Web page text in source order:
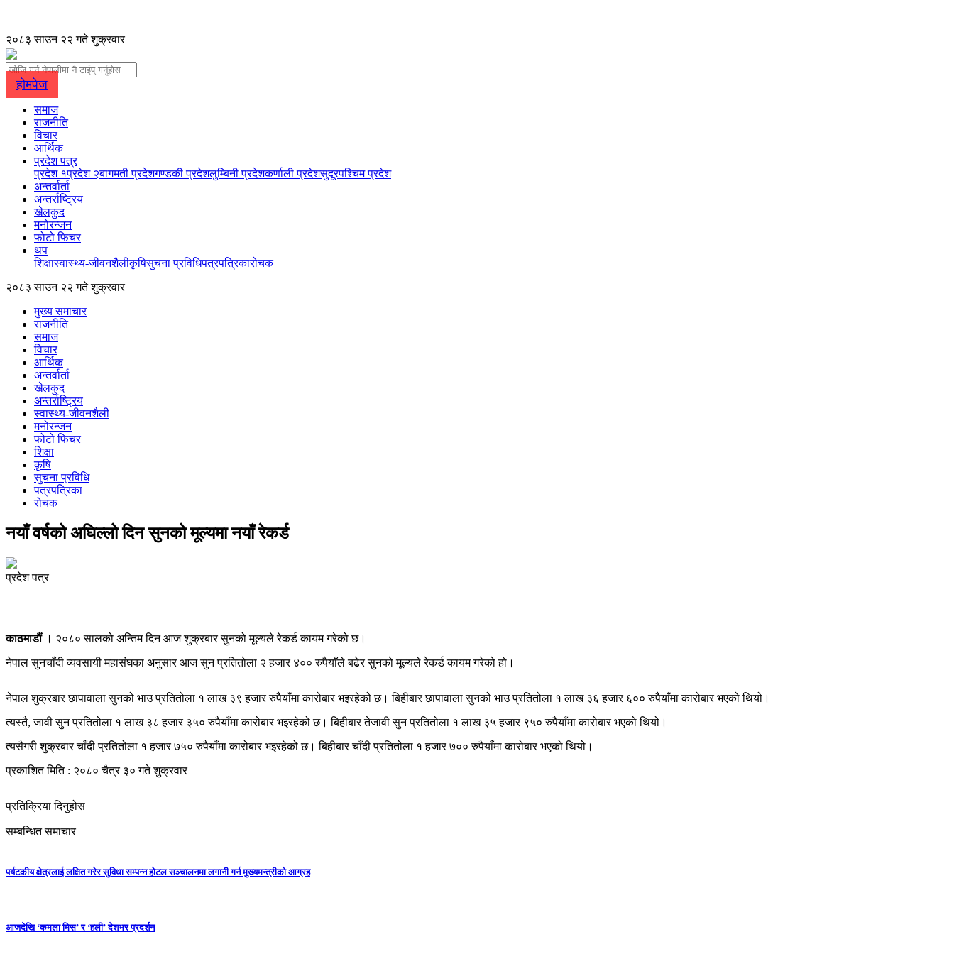
२०८३ साउन २२ गते शुक्रवार
होमपेज
समाज
राजनीति
विचार
आर्थिक
प्रदेश पत्र
प्रदेश १प्रदेश २बागमती प्रदेशगण्डकी प्रदेशलुम्बिनी प्रदेशकर्णाली प्रदेशसुदूरपश्चिम प्रदेश
अन्तर्वार्ता
अन्तर्राष्ट्रिय
खेलकुद
मनोरन्जन
फोटो फिचर
थप
शिक्षास्वास्थ्य-जीवनशैलीकृषिसुचना प्रविधिपत्रपत्रिकारोचक
२०८३ साउन २२ गते शुक्रवार
मुख्य समाचार
राजनीति
समाज
विचार
आर्थिक
अन्तर्वार्ता
खेलकुद
अन्तर्राष्ट्रिय
स्वास्थ्य-जीवनशैली
मनोरन्जन
फोटो फिचर
शिक्षा
कृषि
सुचना प्रविधि
पत्रपत्रिका
रोचक
नयाँ वर्षको अघिल्लो दिन सुनको मूल्यमा नयाँ रेकर्ड
प्रदेश पत्र
काठमाडौं । २०८० सालको अन्तिम दिन आज शुक्रबार सुनको मूल्यले रेकर्ड कायम गरेको छ।
नेपाल सुनचाँदी व्यवसायी महासंघका अनुसार आज सुन प्रतितोला २ हजार ४०० रुपैयाँले बढेर सुनको मूल्यले रेकर्ड कायम गरेको हो।
नेपाल शुक्रबार छापावाला सुनको भाउ प्रतितोला १ लाख ३९ हजार रुपैयाँमा कारोबार भइरहेको छ। बिहीबार छापावाला सुनको भाउ प्रतितोला १ लाख ३६ हजार ६०० रुपैयाँमा कारोबार भएको थियो।
त्यस्तै, जावी सुन प्रतितोला १ लाख ३८ हजार ३५० रुपैयाँमा कारोबार भइरहेको छ। बिहीबार तेजावी सुन प्रतितोला १ लाख ३५ हजार ९५० रुपैयाँमा कारोबार भएको थियो।
त्यसैगरी शुक्रबार चाँदी प्रतितोला १ हजार ७५० रुपैयाँमा कारोबार भइरहेको छ। बिहीबार चाँदी प्रतितोला १ हजार ७०० रुपैयाँमा कारोबार भएको थियो।
प्रकाशित मिति : २०८० चैत्र ३० गते शुक्रवार
प्रतिक्रिया दिनुहोस
सम्बन्धित समाचार
पर्यटकीय क्षेत्रलाई लक्षित गरेर सुविधा सम्पन्न होटल सञ्चालनमा लगानी गर्न मुख्यमन्त्रीको आग्रह
आजदेखि ‘कमला मिस’ र ‘हली’ देशभर प्रदर्शन